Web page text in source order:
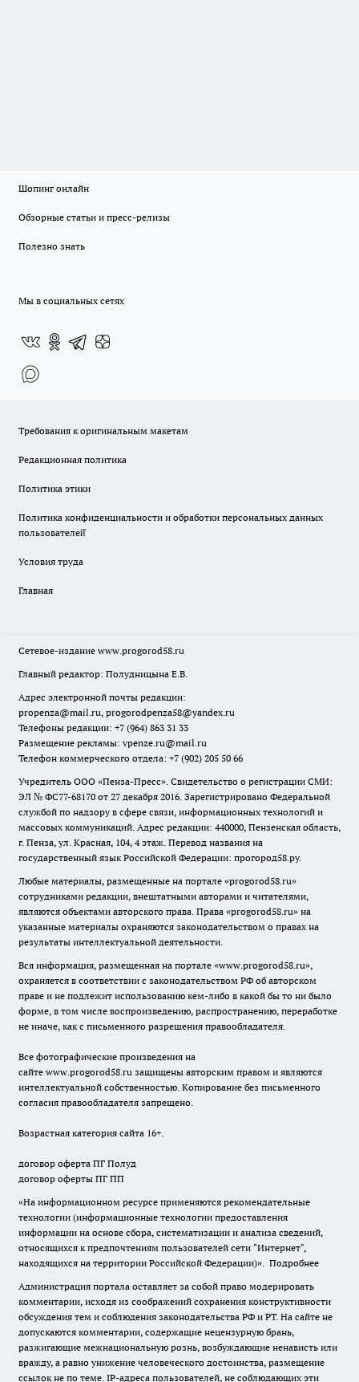
Шопинг онлайн
Обзорные статьи и пресс-релизы
Полезно знать
Мы в социальных сетях
Требования к оригинальным макетам
Редакционная политика
Политика этики
Политика конфиденциальности и обработки персональных данных
пользователей̆
Условия труда
Главная
Сетевое-издание www.progorod58.ru
Главный редактор: Полудницына Е.В.
Адрес электронной почты редакции:
propenza@mail.ru, progorodpenza58@yandex.ru
Телефоны редакции: +7 (964) 863 31 33
Размещение рекламы: vpenze.ru@mail.ru
Телефон коммерческого отдела: +7 (902) 205 50 66
Учредитель ООО «Пенза-Пресс». Свидетельство о регистрации СМИ:
ЭЛ № ФС77-68170 от 27 декабря 2016. Зарегистрировано Федеральной
службой по надзору в сфере связи, информационных технологий и
массовых коммуникаций. Адрес редакции: 440000, Пензенская область,
г. Пенза, ул. Красная, 104, 4 этаж. Перевод названия на
государственный язык Российской Федерации: прогород58.ру.
Любые материалы, размещенные на портале «progorod58.ru»
сотрудниками редакции, внештатными авторами и читателями,
являются объектами авторского права. Права «progorod58.ru» на
указанные материалы охраняются законодательством о правах на
результаты интеллектуальной деятельности.
Вся информация, размещенная на портале «www.progorod58.ru»,
охраняется в соответствии с законодательством РФ об авторском
праве и не подлежит использованию кем-либо в какой бы то ни было
форме, в том числе воспроизведению, распространению, переработке
не иначе, как с письменного разрешения правообладателя.
Все фотографические произведения на
сайте www.progorod58.ru защищены авторским правом и являются
интеллектуальной собственностью. Копирование без письменного
согласия правообладателя запрещено.
Возрастная категория сайта 16+.
договор оферта ПГ Полуд
договор оферты ПГ ПП
«На информационном ресурсе применяются рекомендательные
технологии (информационные технологии предоставления
информации на основе сбора, систематизации и анализа сведений,
относящихся к предпочтениям пользователей сети "Интернет",
находящихся на территории Российской Федерации)». Подробнее
Администрация портала оставляет за собой право модерировать
комментарии, исходя из соображений сохранения конструктивности
обсуждения тем и соблюдения законодательства РФ и РТ. На сайте не
допускаются комментарии, содержащие нецензурную брань,
разжигающие межнациональную рознь, возбуждающие ненависть или
вражду, а равно унижение человеческого достоинства, размещение
ссылок не по теме. IP-адреса пользователей, не соблюдающих эти